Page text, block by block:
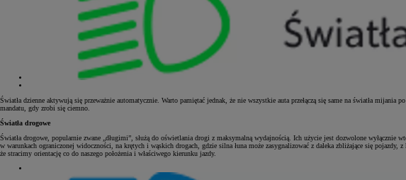
Światła dzienne aktywują się przeważnie automatycznie. Warto pamiętać jednak, że nie wszystkie auta przełączą się same na światła
mandatu, gdy zrobi się ciemno.
Światła drogowe
Światła drogowe, popularnie zwane „długimi”, służą do oświetlania drogi z maksymalną wydajnością. Ich użycie jest dozwolone
w warunkach ograniczonej widoczności, na krętych i wąskich drogach, gdzie silna łuna może zasygnalizować z daleka zbliżające się
że stracimy orientację co do naszego położenia i właściwego kierunku jazdy.